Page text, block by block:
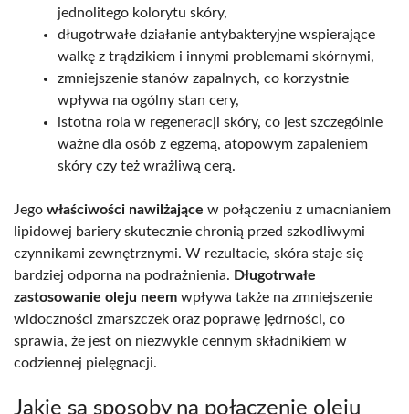
jednolitego kolorytu skóry,
długotrwałe działanie antybakteryjne wspierające
walkę z trądzikiem i innymi problemami skórnymi,
zmniejszenie stanów zapalnych, co korzystnie
wpływa na ogólny stan cery,
istotna rola w regeneracji skóry, co jest szczególnie
ważne dla osób z egzemą, atopowym zapaleniem
skóry czy też wrażliwą cerą.
Jego właściwości nawilżające w połączeniu z umacnianiem
lipidowej bariery skutecznie chronią przed szkodliwymi
czynnikami zewnętrznymi. W rezultacie, skóra staje się
bardziej odporna na podrażnienia. Długotrwałe
zastosowanie oleju neem wpływa także na zmniejszenie
widoczności zmarszczek oraz poprawę jędrności, co
sprawia, że jest on niezwykle cennym składnikiem w
codziennej pielęgnacji.
Jakie są sposoby na połączenie oleju